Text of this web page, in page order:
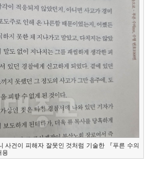
사건이 피해자 잘못인 것처럼 기술한 『푸른 수의
용